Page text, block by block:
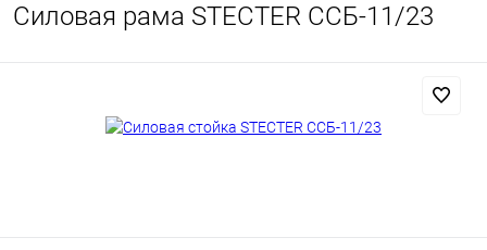
Силовая рама STECTER CCБ-11/23